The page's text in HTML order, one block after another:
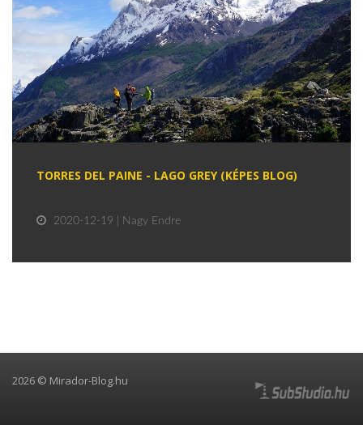
TORRES DEL PAINE - LAGO GREY (KÉPES BLOG)
2020-12-19 | Nagy Endre
2026 © Mirador-Blog.hu